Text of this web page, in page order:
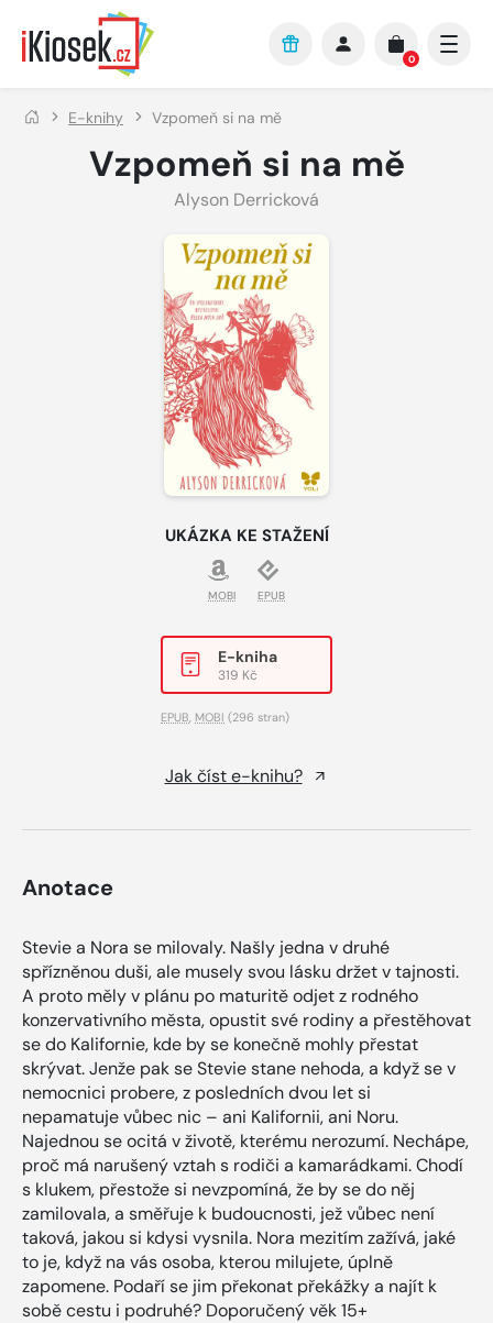
Přejít na hlavní obsah
0
E-knihy Vzpomeň si na mě
Vzpomeň si na mě
Alyson Derricková
UKÁZKA KE STAŽENÍ
MOBI EPUB
E-kniha
319 Kč
EPUB MOBI (296 stran)
Jak číst e-knihu?
Anotace
Stevie a Nora se milovaly. Našly jedna v druhé
spřízněnou duši, ale musely svou lásku držet v tajnosti.
A proto měly v plánu po maturitě odjet z rodného
konzervativního města, opustit své rodiny a přestěhovat
se do Kalifornie, kde by se konečně mohly přestat
skrývat. Jenže pak se Stevie stane nehoda, a když se v
nemocnici probere, z posledních dvou let si
nepamatuje vůbec nic – ani Kalifornii, ani Noru.
Najednou se ocitá v životě, kterému nerozumí. Nechápe,
proč má narušený vztah s rodiči a kamarádkami. Chodí
s klukem, přestože si nevzpomíná, že by se do něj
zamilovala, a směřuje k budoucnosti, jež vůbec není
taková, jakou si kdysi vysnila. Nora mezitím zažívá, jaké
to je, když na vás osoba, kterou milujete, úplně
zapomene. Podaří se jim překonat překážky a najít k
sobě cestu i podruhé? Doporučený věk 15+